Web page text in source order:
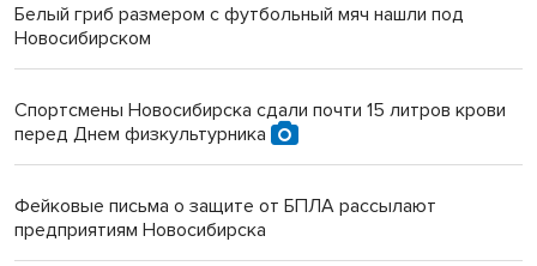
Белый гриб размером с футбольный мяч нашли под
Новосибирском
Спортсмены Новосибирска сдали почти 15 литров крови
перед Днем физкультурника
Фейковые письма о защите от БПЛА рассылают
предприятиям Новосибирска